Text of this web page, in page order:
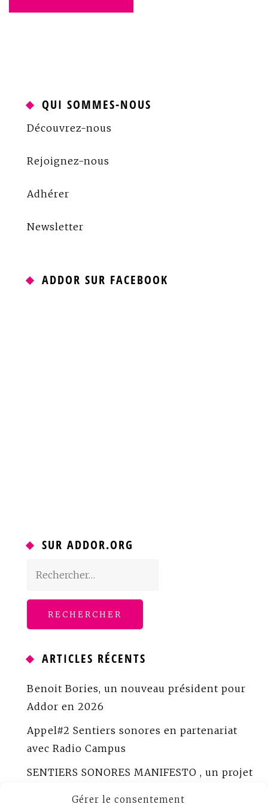
Gérer le consentement
QUI SOMMES-NOUS
Découvrez-nous
Rejoignez-nous
Adhérer
Newsletter
ADDOR SUR FACEBOOK
SUR ADDOR.ORG
Rechercher :
ARTICLES RÉCENTS
Benoit Bories, un nouveau président pour
Addor en 2026
Appel#2 Sentiers sonores en partenariat
avec Radio Campus
SENTIERS SONORES MANIFESTO , un projet